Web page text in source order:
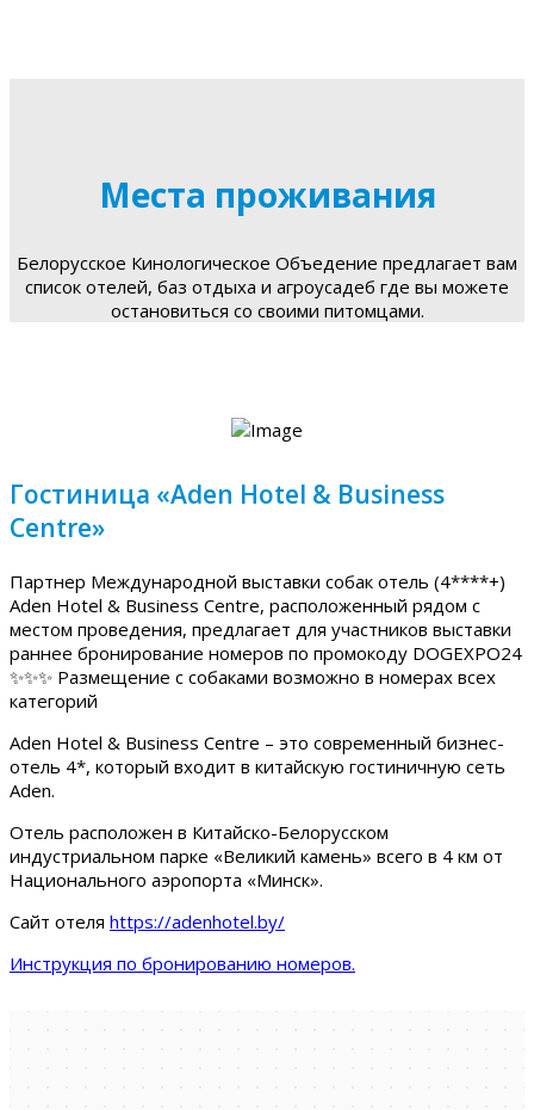
Места проживания
Белорусское Кинологическое Объедение предлагает вам
список отелей, баз отдыха и агроусадеб где вы можете
остановиться со своими питомцами.
Гостиница «Aden Hotel & Business
Centre»
Партнер Международной выставки собак отель (4****+)
Aden Hotel & Business Centre, расположенный рядом с
местом проведения, предлагает для участников выставки
раннее бронирование номеров по промокоду DOGEXPO24
✨✨✨ Размещение с собаками возможно в номерах всех
категорий
Aden Hotel & Business Centre – это современный бизнес-
отель 4*, который входит в китайскую гостиничную сеть
Aden.
Отель расположен в Китайско-Белорусском
индустриальном парке «Великий камень» всего в 4 км от
Национального аэропорта «Минск».
Сайт отеля https://adenhotel.by/
Инструкция по бронированию номеров.